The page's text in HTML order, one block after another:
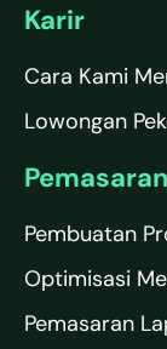
Karir
Cara Kami
Lowongan
Pembuatan
Optimisasi
Pemasaran